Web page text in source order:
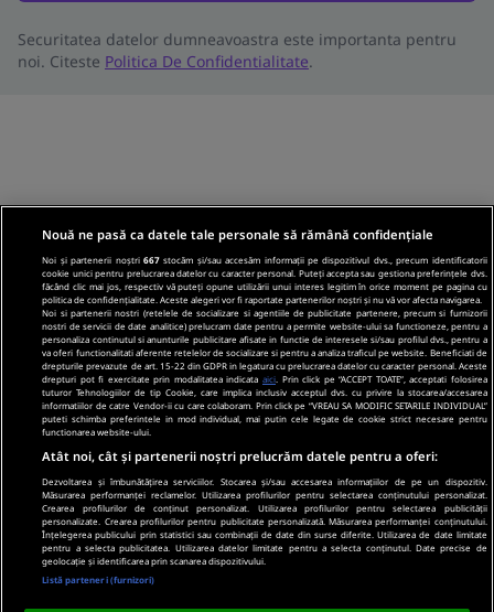
Securitatea datelor dumneavoastra este importanta pentru
noi. Citeste Politica De Confidentialitate.
Nouă ne pasă ca datele tale personale să rămână confidențiale
Noi și partenerii noștri667 stocăm și/sau accesăm informații pe dispozitivul dvs., precum identificatorii
cookie unici pentru prelucrarea datelor cu caracter personal. Puteți accepta sau gestiona preferințele dvs.
făcând clic mai jos, respectiv vă puteți opune utilizării unui interes legitim în orice moment pe pagina cu
politica de confidențialitate. Aceste alegeri vor fi raportate partenerilor noștri și nu vă vor afecta navigarea.
Noi si partenerii nostri (retelele de socializare si agentiile de publicitate partenere, precum si furnizorii
nostri de servicii de date analitice) prelucram date pentru a permite website-ului sa functioneze, pentru a
personaliza continutul si anunturile publicitare afisate in functie de interesele si/sau profilul dvs., pentru a
va oferi functionalitati aferente retelelor de socializare si pentru a analiza traficul pe website. Beneficiati de
drepturile prevazute de art. 15-22 din GDPR in legatura cu prelucrarea datelor cu caracter personal. Aceste
drepturi pot fi exercitate prin modalitatea indicata aici . Prin click pe “ACCEPT TOATE”, acceptati folosirea
tuturor Tehnologiilor de tip Cookie, care implica inclusiv acceptul dvs. cu privire la stocarea/accesarea
informatiilor de catre Vendor-ii cu care colaboram. Prin click pe “VREAU SA MODIFIC SETARILE INDIVIDUAL”
puteti schimba preferintele in mod individual, mai putin cele legate de cookie strict necesare pentru
functionarea website-ului.
Atât noi, cât și partenerii noștri prelucrăm datele pentru a oferi:
Dezvoltarea și îmbunătățirea serviciilor. Stocarea și/sau accesarea informațiilor de pe un dispozitiv.
Măsurarea performanței reclamelor. Utilizarea profilurilor pentru selectarea conținutului personalizat.
Crearea profilurilor de conținut personalizat. Utilizarea profilurilor pentru selectarea publicității
personalizate. Crearea profilurilor pentru publicitate personalizată. Măsurarea performanței conținutului.
Înțelegerea publicului prin statistici sau combinații de date din surse diferite. Utilizarea de date limitate
pentru a selecta publicitatea. Utilizarea datelor limitate pentru a selecta conținutul. Date precise de
geolocație și identificarea prin scanarea dispozitivului.
Listă parteneri (furnizori)